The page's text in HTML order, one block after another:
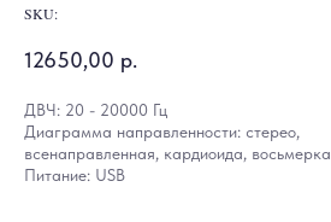
SKU:
12650,00 р.
ДВЧ: 20 - 20000 Гц
Диаграмма направленности: стерео,
всенаправленная, кардиоида, восьмерка
Питание: USB